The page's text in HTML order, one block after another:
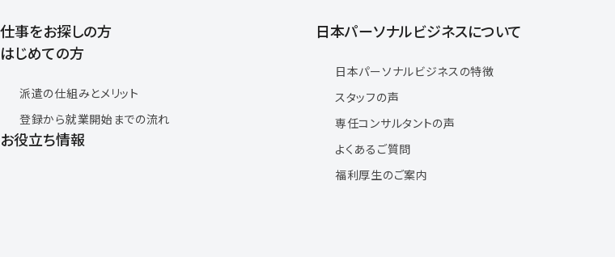
仕事をお探しの方
はじめての方
派遣の仕組みとメリット
登録から就業開始までの流れ
お役立ち情報
日本パーソナルビジネスについて
日本パーソナルビジネスの特徴
スタッフの声
専任コンサルタントの声
よくあるご質問
福利厚生のご案内